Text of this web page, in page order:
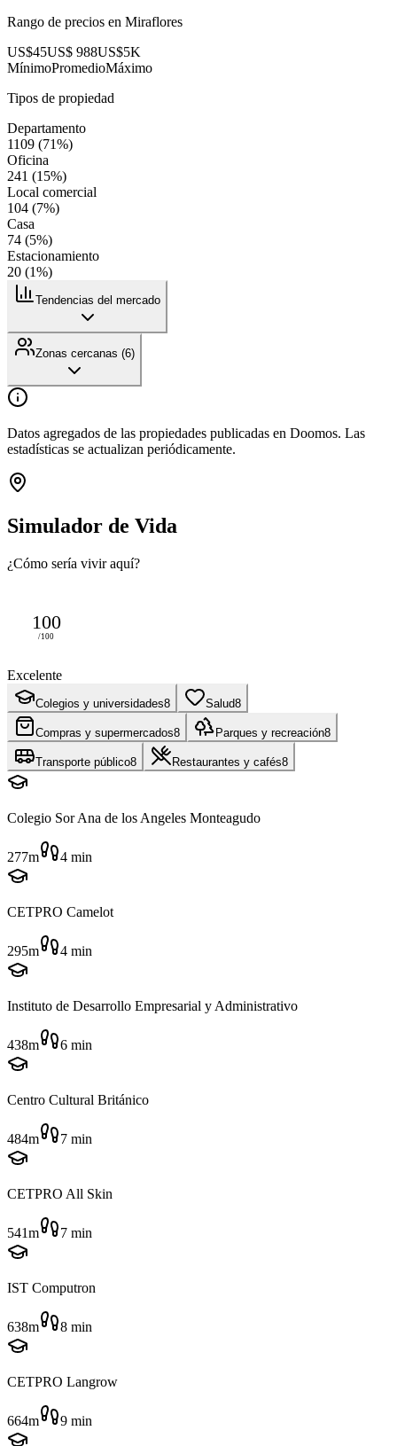
Rango de precios en Miraflores
US$45US$ 988US$5K
MínimoPromedioMáximo
Tipos de propiedad
Departamento
1109 (71%)
Oficina
241 (15%)
Local comercial
104 (7%)
Casa
74 (5%)
Estacionamiento
20 (1%)
Tendencias del mercado
Zonas cercanas (6)
Datos agregados de las propiedades publicadas en Doomos. Las
estadísticas se actualizan periódicamente.
Simulador de Vida
¿Cómo sería vivir aquí?
100
/100
Excelente
Colegios y universidades8 Salud8
Compras y supermercados8 Parques y recreación8
Transporte público8 Restaurantes y cafés8
Colegio Sor Ana de los Angeles Monteagudo
277m 4 min
CETPRO Camelot
295m 4 min
Instituto de Desarrollo Empresarial y Administrativo
438m 6 min
Centro Cultural Británico
484m 7 min
CETPRO All Skin
541m 7 min
IST Computron
638m 8 min
CETPRO Langrow
664m 9 min